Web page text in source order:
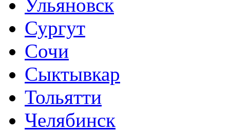
Ульяновск
Сургут
Сочи
Сыктывкар
Тольятти
Челябинск